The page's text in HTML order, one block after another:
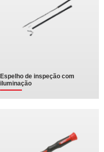
Espelho de inspeção com
iluminação